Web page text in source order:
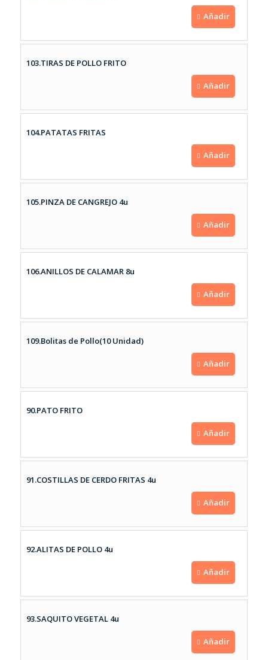
Añadir
103.TIRAS DE POLLO FRITO
Añadir
104.PATATAS FRITAS
Añadir
105.PINZA DE CANGREJO 4u
Añadir
106.ANILLOS DE CALAMAR 8u
Añadir
109.Bolitas de Pollo(10 Unidad)
Añadir
90.PATO FRITO
Añadir
91.COSTILLAS DE CERDO FRITAS 4u
Añadir
92.ALITAS DE POLLO 4u
Añadir
93.SAQUITO VEGETAL 4u
Añadir